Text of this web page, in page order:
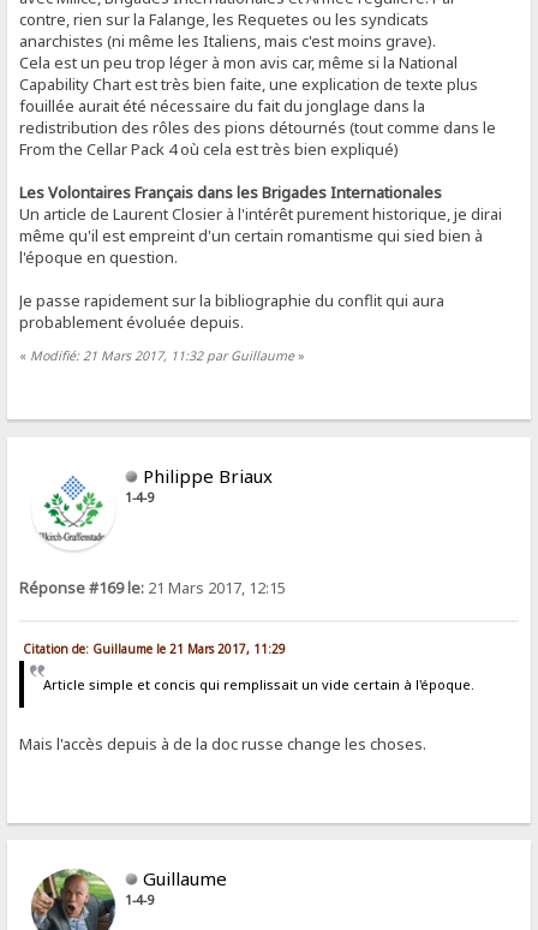
contre, rien sur la Falange, les Requetes ou les syndicats
anarchistes (ni même les Italiens, mais c'est moins grave).
Cela est un peu trop léger à mon avis car, même si la National
Capability Chart est très bien faite, une explication de texte plus
fouillée aurait été nécessaire du fait du jonglage dans la
redistribution des rôles des pions détournés (tout comme dans le
From the Cellar Pack 4 où cela est très bien expliqué)
Les Volontaires Français dans les Brigades Internationales
Un article de Laurent Closier à l'intérêt purement historique, je dirai
même qu'il est empreint d'un certain romantisme qui sied bien à
l'époque en question.
Je passe rapidement sur la bibliographie du conflit qui aura
probablement évoluée depuis.
« Modifié: 21 Mars 2017, 11:32 par Guillaume»
Philippe Briaux
1-4-9
Réponse #169 le: 21 Mars 2017, 12:15
Citation de: Guillaume le 21 Mars 2017, 11:29
Article simple et concis qui remplissait un vide certain à l'époque.
Mais l'accès depuis à de la doc russe change les choses.
Guillaume
1-4-9